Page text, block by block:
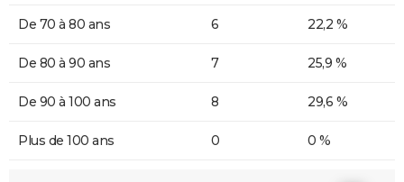
De 70 à 80 ans 6 22,2 %
De 80 à 90 ans 7 25,9 %
De 90 à 100 ans 8 29,6 %
Plus de 100 ans 0 0 %